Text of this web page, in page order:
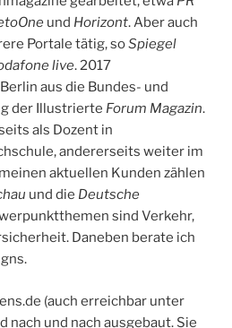
und Horizont. Aber auch
Portale tätig, soSpiegel
live. 2017
aus die Bundes- und
der Illustrierte Forum Magazin.
als Dozent in
andererseits weiter im
aktuellen Kunden zählen
und die Deutsche
sind Verkehr,
Daneben berate ich
(auch erreichbar unter
nach und nach ausgebaut. Sie